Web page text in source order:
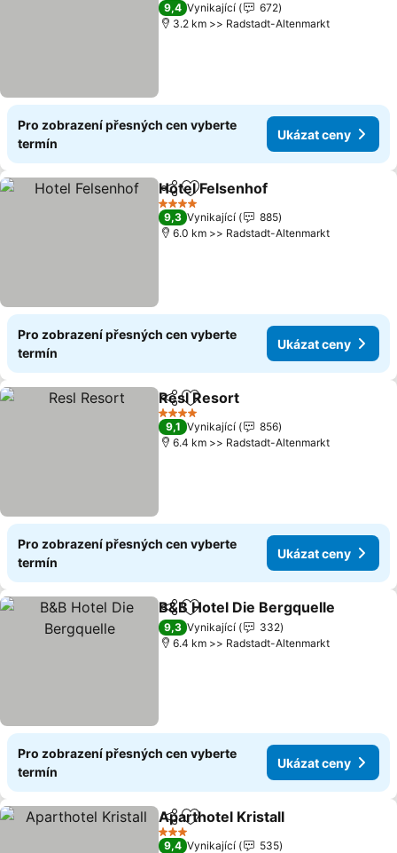
9,4 Vynikající
672
3.2 km >> Radstadt-Altenmarkt
Pro zobrazení přesných cen vyberte
termín
Ukázat ceny
SdíletPřidat na seznam oblíbených
Hotel Felsenhof
4 Počet hvězdiček
9,3 Vynikající
885
6.0 km >> Radstadt-Altenmarkt
Pro zobrazení přesných cen vyberte
termín
Ukázat ceny
SdíletPřidat na seznam oblíbených
Resl Resort
4 Počet hvězdiček
9,1 Vynikající
856
6.4 km >> Radstadt-Altenmarkt
Pro zobrazení přesných cen vyberte
termín
Ukázat ceny
SdíletPřidat na seznam oblíbených
B&B Hotel Die Bergquelle
9,3 Vynikající
332
6.4 km >> Radstadt-Altenmarkt
Pro zobrazení přesných cen vyberte
termín
Ukázat ceny
SdíletPřidat na seznam oblíbených
Aparthotel Kristall
3 Počet hvězdiček
9,4 Vynikající
535